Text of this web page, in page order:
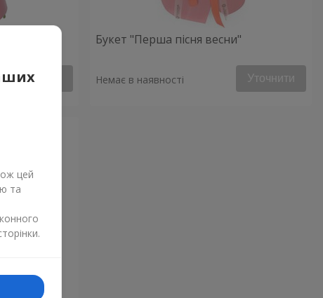
Уточнити
Букет "Перша пісня весни"
Немає в наявності Уточнити
цей
та